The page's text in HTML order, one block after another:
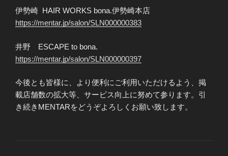
伊勢崎 HAIR WORKS bona.伊勢崎本店
https://mentar.jp/salon/SLN000000383
井野 ESCAPE to bona.
https://mentar.jp/salon/SLN000000397
今後とも皆様に、より便利にご利用いただけるよう、掲
載店舗数の拡大等、サービス向上に努めて参ります。引
き続きMENTARをどうぞよろしくお願い致します。